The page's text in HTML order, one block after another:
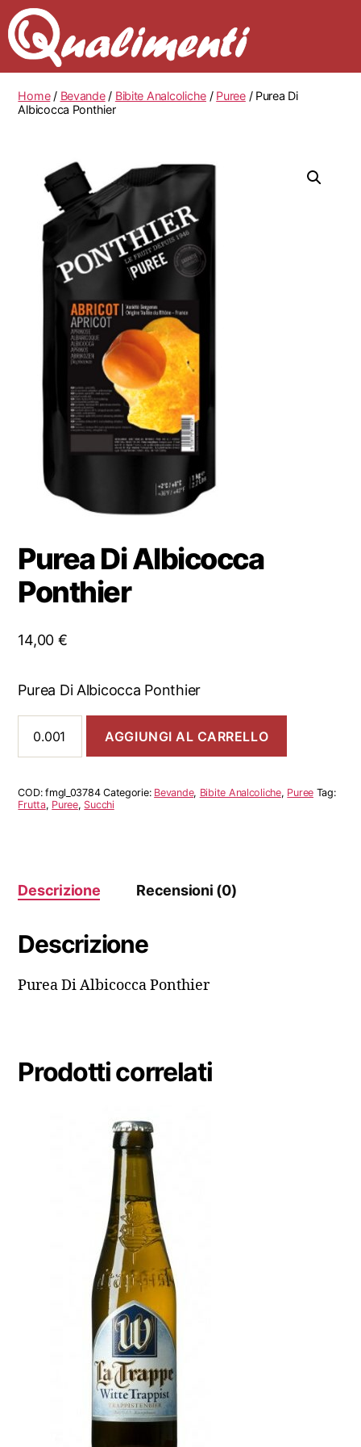
Home/ Bevande/ Bibite Analcoliche/ Puree/ Purea Di
Albicocca Ponthier
Purea Di Albicocca
Ponthier
14,00 €
Purea Di Albicocca Ponthier
Albicocca
quantità
AGGIUNGI AL CARRELLO
COD:fmgl_03784 Categorie: Bevande, Bibite Analcoliche, Puree Tag:
Frutta, Puree, Succhi
Descrizione Recensioni (0)
Descrizione
Purea Di Albicocca Ponthier
Prodotti correlati